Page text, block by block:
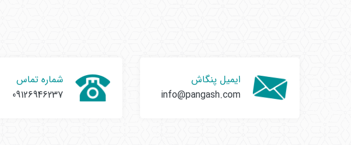
ایمیل پنگاش
info@pangash.com
شماره تماس
09126946237